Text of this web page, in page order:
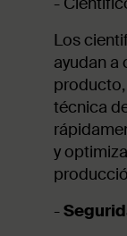
Los
ayudan a
técnica
y
-